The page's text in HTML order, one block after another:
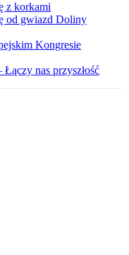
z korkami
od gwiazd Doliny
Kongresie
nas przyszłość